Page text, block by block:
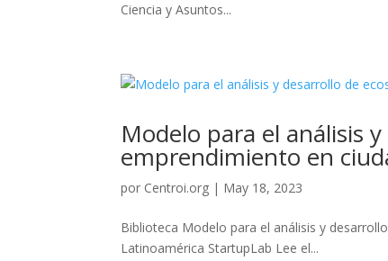
Ciencia y Asuntos...
Modelo para el análisis
emprendimiento en
por Centroi.org | May 18, 2023
Biblioteca Modelo para el análisis y
Latinoamérica StartupLab Lee el...